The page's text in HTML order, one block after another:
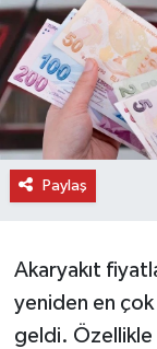
Paylaş
Akaryakıt
yeniden en çok
geldi. Özellikle
Hanönü
İhsangazi
Küre
Merkez